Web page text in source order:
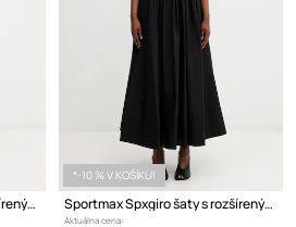
Sportmax Spxgiro šaty s rozšíreným strihom hladké bavlnené
*-10 % V KOŠÍKU!
Sportmax Spxgiro šaty s rozšíreným strihom hladké bavlnené
Aktuálna cena: